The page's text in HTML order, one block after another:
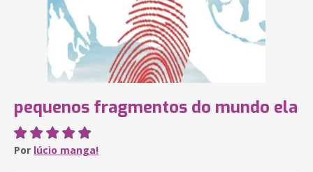
pequenos fragmentos do mundo ela
Por lúcio manga!